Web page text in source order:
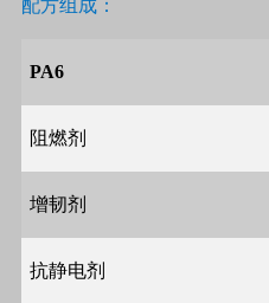
配方组成：
PA6
阻燃剂
增韧剂
抗静电剂